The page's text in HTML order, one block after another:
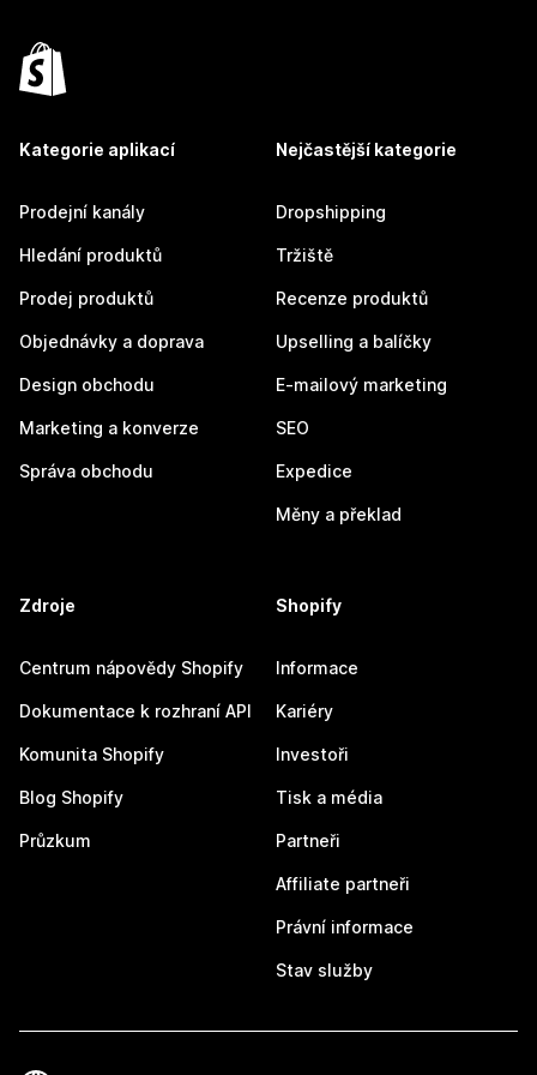
Kategorie aplikací
Prodejní kanály
Hledání produktů
Prodej produktů
Objednávky a doprava
Design obchodu
Marketing a konverze
Správa obchodu
Nejčastější kategorie
Dropshipping
Tržiště
Recenze produktů
Upselling a balíčky
E-mailový marketing
SEO
Expedice
Měny a překlad
Zdroje
Centrum nápovědy Shopify
Dokumentace k rozhraní API
Komunita Shopify
Blog Shopify
Průzkum
Shopify
Informace
Kariéry
Investoři
Tisk a média
Partneři
Affiliate partneři
Právní informace
Stav služby